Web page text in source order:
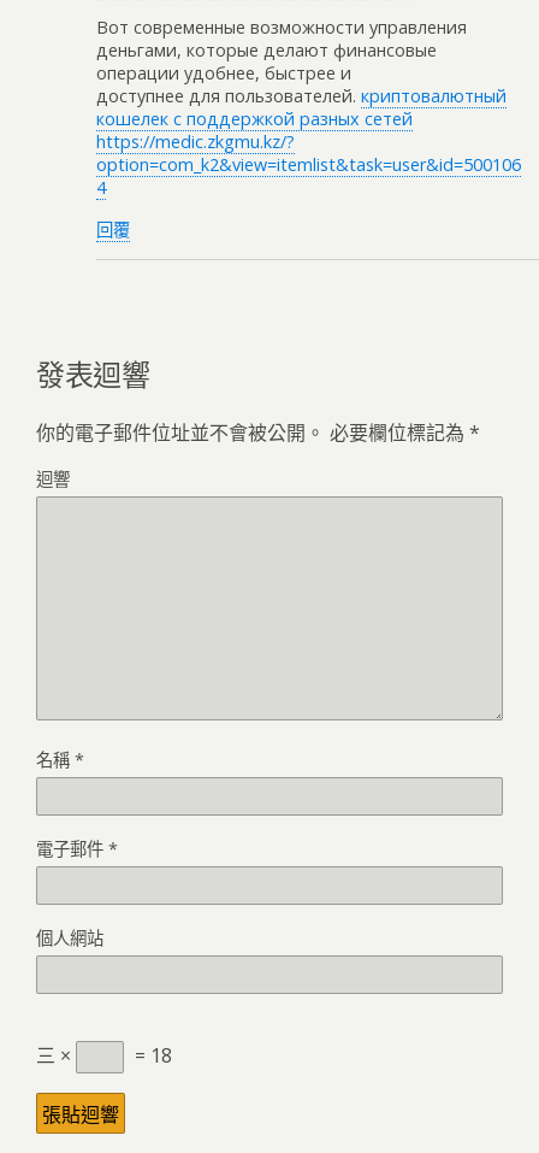
Вот современные возможности управления
деньгами, которые делают финансовые
операции удобнее, быстрее и
доступнее для пользователей. криптовалютный
кошелек с поддержкой разных сетей
https://medic.zkgmu.kz/?
option=com_k2&view=itemlist&task=user&id=500106
4
回覆
發表迴響
你的電子郵件位址並不會被公開。 必要欄位標記為 *
迴響
名稱 *
電子郵件 *
個人網站
三 × = 18